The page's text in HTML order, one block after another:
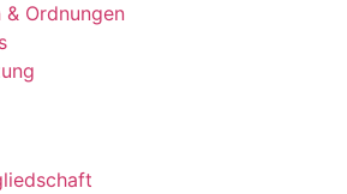
& Ordnungen